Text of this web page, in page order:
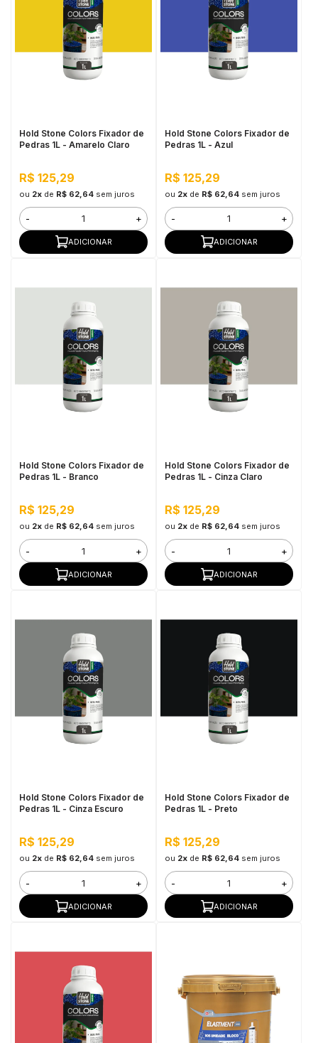
Hold Stone Colors Fixador de
Pedras 1L - Amarelo Claro
R$ 125,29
ou 2xde R$ 62,64 sem juros
- +
ADICIONAR
Hold Stone Colors Fixador de
Pedras 1L - Azul
R$ 125,29
ou 2xde R$ 62,64 sem juros
- +
ADICIONAR
Hold Stone Colors Fixador de
Pedras 1L - Branco
R$ 125,29
ou 2xde R$ 62,64 sem juros
- +
ADICIONAR
Hold Stone Colors Fixador de
Pedras 1L - Cinza Claro
R$ 125,29
ou 2xde R$ 62,64 sem juros
- +
ADICIONAR
Hold Stone Colors Fixador de
Pedras 1L - Cinza Escuro
R$ 125,29
ou 2xde R$ 62,64 sem juros
- +
ADICIONAR
Hold Stone Colors Fixador de
Pedras 1L - Preto
R$ 125,29
ou 2xde R$ 62,64 sem juros
- +
ADICIONAR